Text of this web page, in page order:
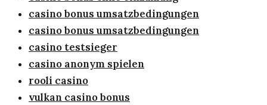
casino bonus umsatzbedingungen
casino bonus umsatzbedingungen
casino testsieger
casino anonym spielen
rooli casino
vulkan casino bonus